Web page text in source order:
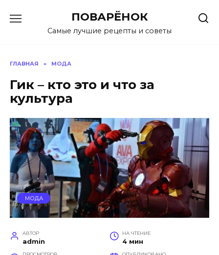
содержанию
ПОВАРЁНОК
Самые лучшие рецепты и советы
ГЛАВНАЯ » МОДА
Гик – кто это и что за
культура
МОДА
АВТОР
admin
НА ЧТЕНИЕ
4 мин